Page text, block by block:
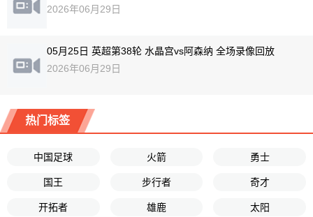
2026年06月29日
05月25日 英超第38轮 水晶宫vs阿森纳 全场录像回放
2026年06月29日
热门标签
中国足球 火箭 勇士
国王 步行者 奇才
开拓者 雄鹿 太阳